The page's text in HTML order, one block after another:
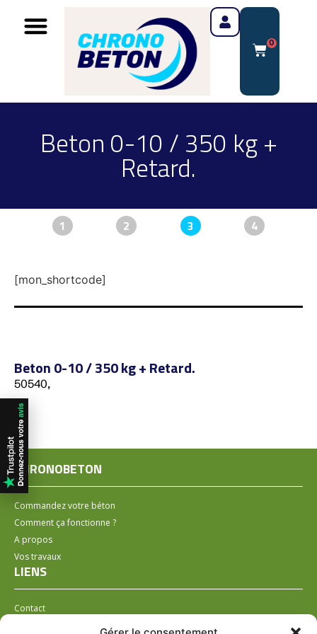
0
Beton 0-10 / 350 kg +
Retard.
1 2 3 4
[mon_shortcode]
Beton 0-10 / 350 kg + Retard.
50540,
CHRONOBETON
Commandez votre béton
Comment ça fonctionne ?
A propos
Vos travaux
LIENS
Contact